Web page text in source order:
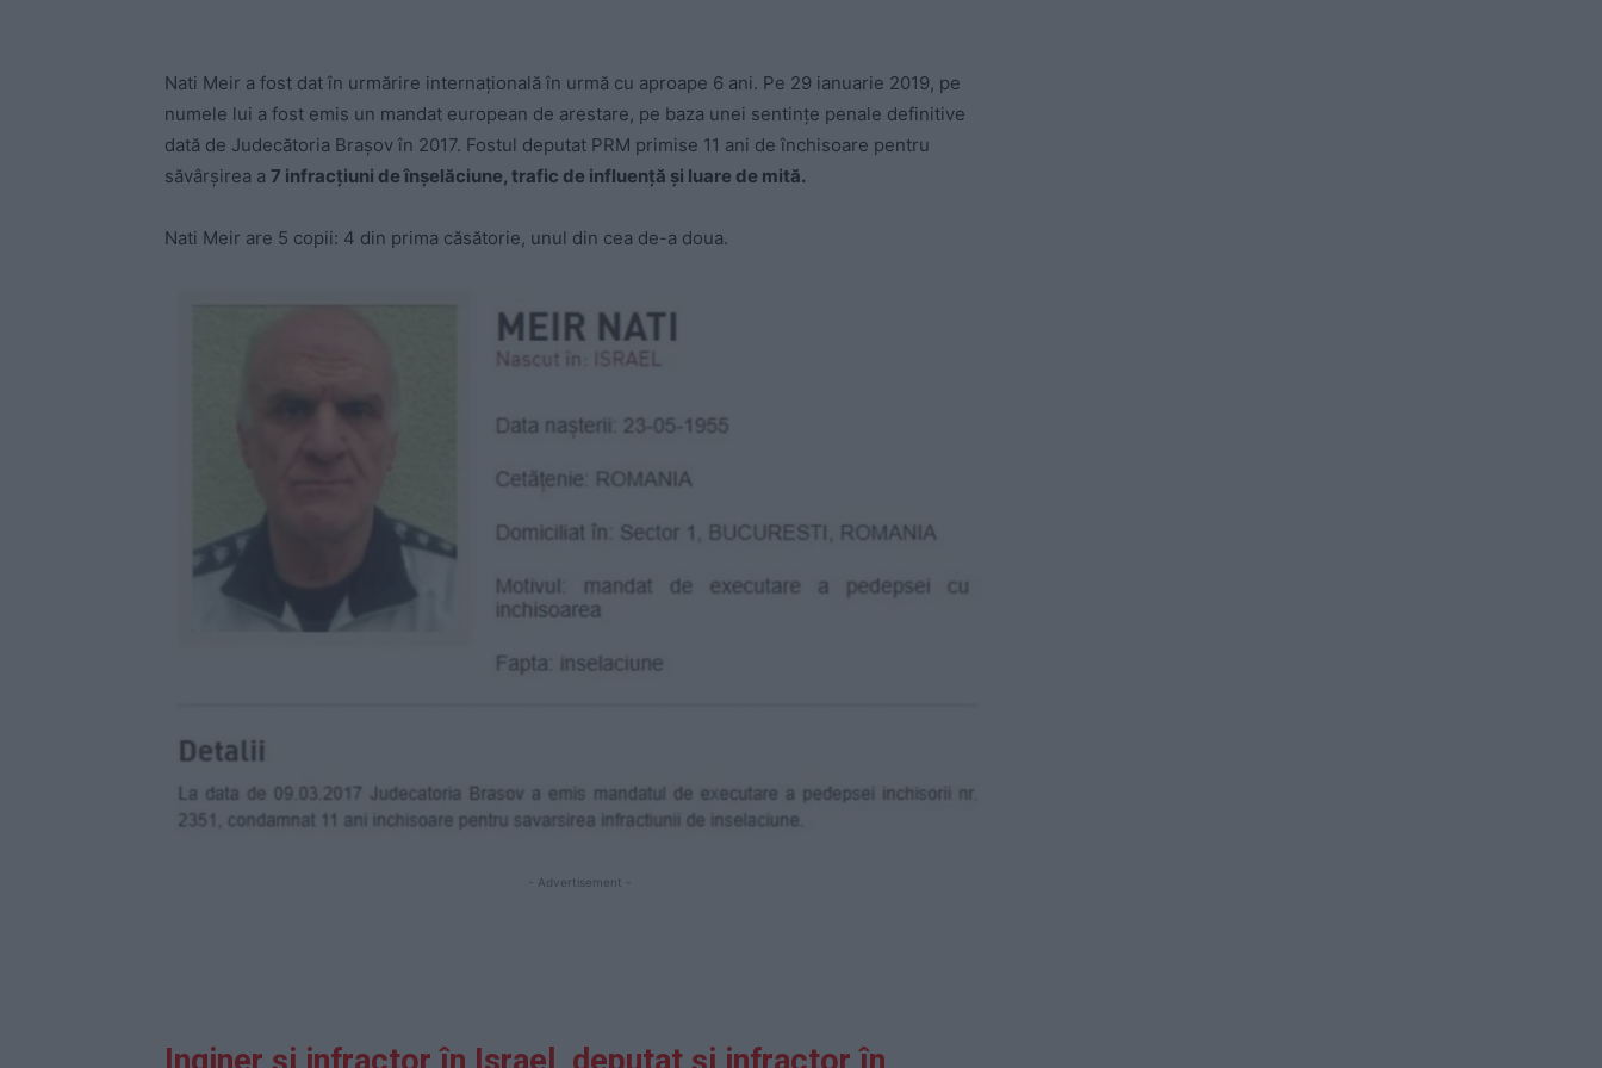
Nati Meir a fost dat în urmărire internațională în urmă cu aproape 6 ani. Pe 29 ianuarie 2019, pe
numele lui a fost emis un mandat european de arestare, pe baza unei sentințe penale definitive
dată de Judecătoria Brașov în 2017. Fostul deputat PRM primise 11 ani de închisoare pentru
săvârșirea a 7 infracțiuni de înșelăciune, trafic de influență și luare de mită.
Nati Meir are 5 copii: 4 din prima căsătorie, unul din cea de-a doua.
- Advertisement -
Inginer și infractor în Israel, deputat și infractor în